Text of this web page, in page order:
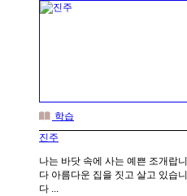
학습
진주
나는 바닷 속에 사는 예쁜 조개랍니
다 아름다운 집을 짓고 살고 있습니
다 ...